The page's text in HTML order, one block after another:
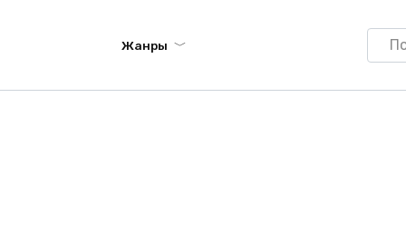
Жанры
for: